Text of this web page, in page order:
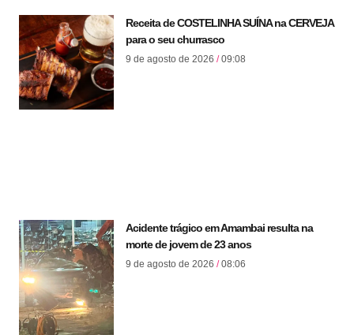
Receita de COSTELINHA SUÍNA na CERVEJA
para o seu churrasco
9 de agosto de 2026 09:08
Acidente trágico em Amambai resulta na
morte de jovem de 23 anos
9 de agosto de 2026 08:06